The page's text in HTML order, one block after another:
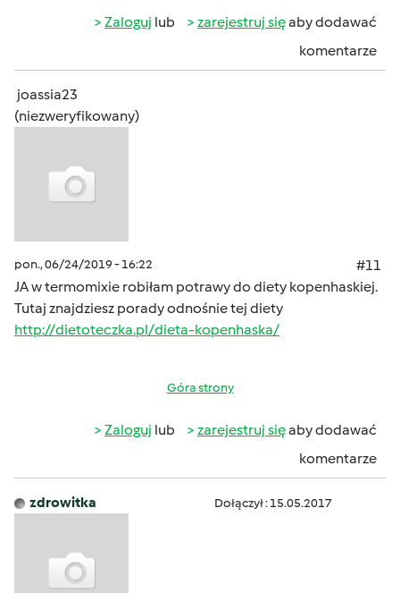
Zaloguj lub zarejestruj sięaby dodawać
komentarze
joassia23
(niezweryfikowany)
pon., 06/24/2019 - 16:22
#11
JA w termomixie robiłam potrawy do diety kopenhaskiej.
Tutaj znajdziesz porady odnośnie tej diety
http://dietoteczka.pl/dieta-kopenhaska/
Góra strony
Zaloguj lub zarejestruj sięaby dodawać
komentarze
zdrowitka Dołączył : 15.05.2017